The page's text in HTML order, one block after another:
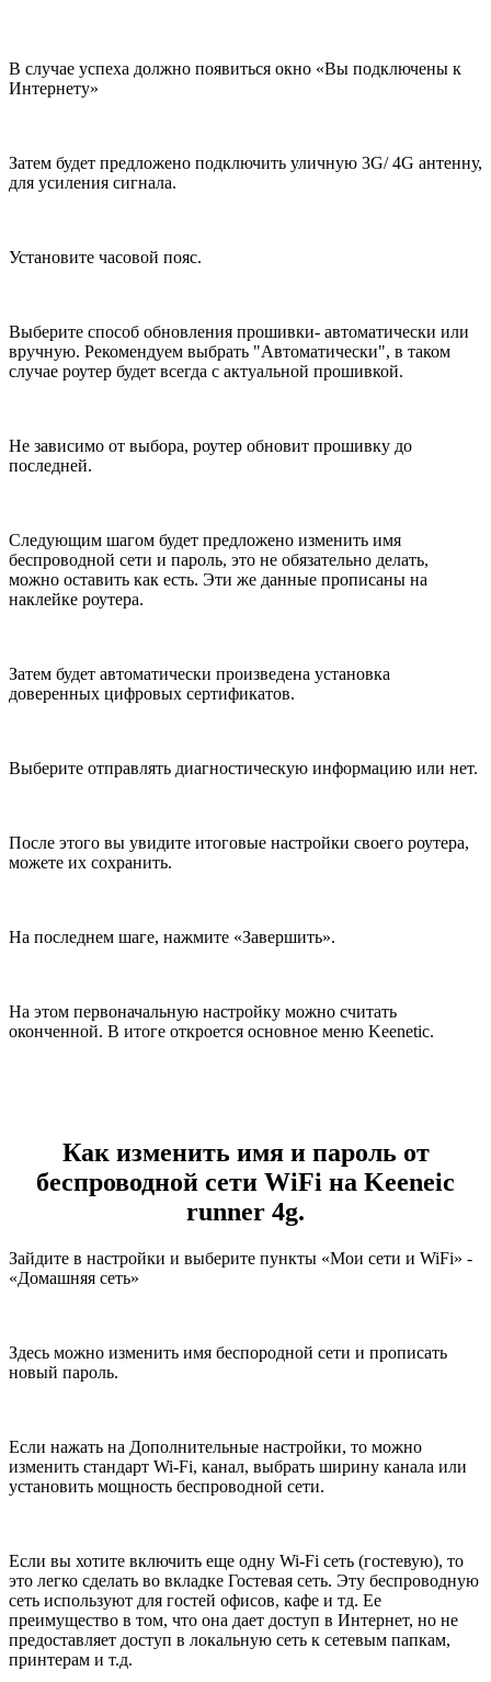
В случае успеха должно появиться окно «Вы подключены к
Интернету»
Затем будет предложено подключить уличную 3G/ 4G антенну,
для усиления сигнала.
Установите часовой пояс.
Выберите способ обновления прошивки- автоматически или
вручную. Рекомендуем выбрать "Автоматически", в таком
случае роутер будет всегда с актуальной прошивкой.
Не зависимо от выбора, роутер обновит прошивку до
последней.
Следующим шагом будет предложено изменить имя
беспроводной сети и пароль, это не обязательно делать,
можно оставить как есть. Эти же данные прописаны на
наклейке роутера.
Затем будет автоматически произведена установка
доверенных цифровых сертификатов.
Выберите отправлять диагностическую информацию или нет.
После этого вы увидите итоговые настройки своего роутера,
можете их сохранить.
На последнем шаге, нажмите «Завершить».
На этом первоначальную настройку можно считать
оконченной. В итоге откроется основное меню Keenetic.
Как изменить имя и пароль от
беспроводной сети WiFi на Keeneic
runner 4g.
Зайдите в настройки и выберите пункты «Мои сети и WiFi» -
«Домашняя сеть»
Здесь можно изменить имя беспородной сети и прописать
новый пароль.
Если нажать на Дополнительные настройки, то можно
изменить стандарт Wi-Fi, канал, выбрать ширину канала или
установить мощность беспроводной сети.
Если вы хотите включить еще одну Wi-Fi сеть (гостевую), то
это легко сделать во вкладке Гостевая сеть. Эту беспроводную
сеть используют для гостей офисов, кафе и тд. Ее
преимущество в том, что она дает доступ в Интернет, но не
предоставляет доступ в локальную сеть к сетевым папкам,
принтерам и т.д.